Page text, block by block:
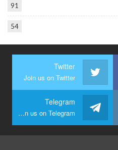
91
54
Twitter
Join us on Twitter
Telegram
Join us on Telegram